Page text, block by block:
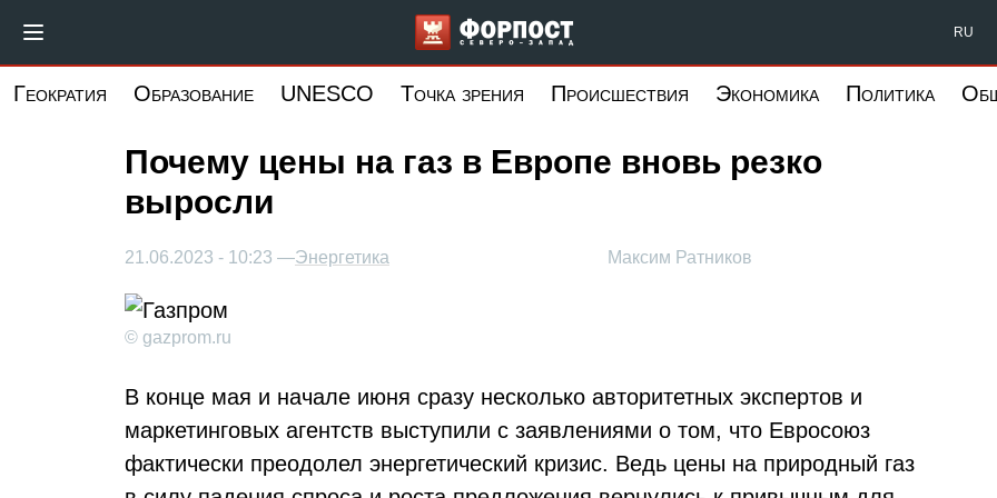
основному
Форпост Северо-Запад RU
Геократия Образование UNESCO Точка зрения Происшествия Экономика Политика
Почему цены на газ в Европе вновь резко
выросли
Максим Ратников
21.06.2023 - 10:23 —Энергетика
© gazprom.ru
В конце мая и начале июня сразу несколько авторитетных экспертов и
маркетинговых агентств выступили с заявлениями о том, что Евросоюз
фактически преодолел энергетический кризис. Ведь цены на природный газ